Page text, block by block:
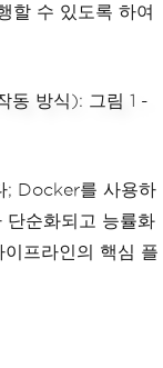
할 수 있도록 하여
; Docker를 사용하
단순화되고 능률화
프라인의 핵심 플